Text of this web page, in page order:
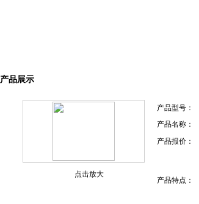
产品展示
点击放大
产品型号：
产品名称：
产品报价：
产品特点：